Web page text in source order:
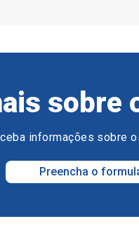
sobre
informações sobre
Preencha o